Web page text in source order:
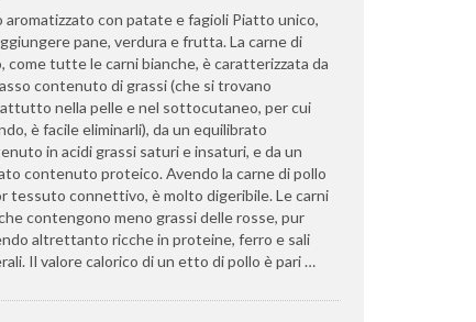
aromatizzato con patate e fagioli Piatto unico,
pane, verdura e frutta. La carne di
come tutte le carni bianche, è caratterizzata da
contenuto di grassi (che si trovano
nella pelle e nel sottocutaneo, per cui
è facile eliminarli), da un equilibrato
in acidi grassi saturi e insaturi, e da un
contenuto proteico. Avendo la carne di pollo
tessuto connettivo, è molto digeribile. Le carni
contengono meno grassi delle rosse, pur
altrettanto ricche in proteine, ferro e sali
Il valore calorico di un etto di pollo è pari …